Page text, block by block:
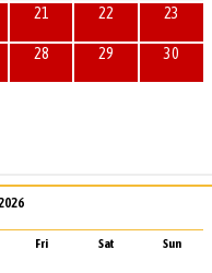
21 22 23
28 29 30
Fri Sat Sun